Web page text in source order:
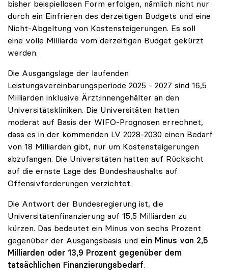
bisher beispiellosen Form erfolgen, nämlich nicht nur
durch ein Einfrieren des derzeitigen Budgets und eine
Nicht-Abgeltung von Kostensteigerungen. Es soll
eine volle Milliarde vom derzeitigen Budget gekürzt
werden.
Die Ausgangslage der laufenden
Leistungsvereinbarungsperiode 2025 - 2027 sind 16,5
Milliarden inklusive Ärzt:innengehälter an den
Universitätskliniken. Die Universitäten hatten
moderat auf Basis der WIFO-Prognosen errechnet,
dass es in der kommenden LV 2028-2030 einen Bedarf
von 18 Milliarden gibt, nur um Kostensteigerungen
abzufangen. Die Universitäten hatten auf Rücksicht
auf die ernste Lage des Bundeshaushalts auf
Offensivforderungen verzichtet.
Die Antwort der Bundesregierung ist, die
Universitätenfinanzierung auf 15,5 Milliarden zu
kürzen. Das bedeutet ein Minus von sechs Prozent
gegenüber der Ausgangsbasis und ein Minus von 2,5
Milliarden oder 13,9 Prozent gegenüber dem
tatsächlichen Finanzierungsbedarf.